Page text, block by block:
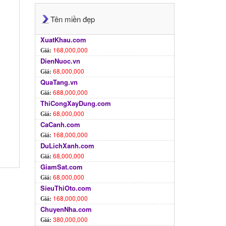
Tên miền đẹp
XuatKhau.com
Giá: 168,000,000
DienNuoc.vn
Giá: 68,000,000
QuaTang.vn
Giá: 688,000,000
ThiCongXayDung.com
Giá: 68,000,000
CaCanh.com
Giá: 168,000,000
DuLichXanh.com
Giá: 68,000,000
GiamSat.com
Giá: 68,000,000
SieuThiOto.com
Giá: 168,000,000
ChuyenNha.com
Giá: 380,000,000